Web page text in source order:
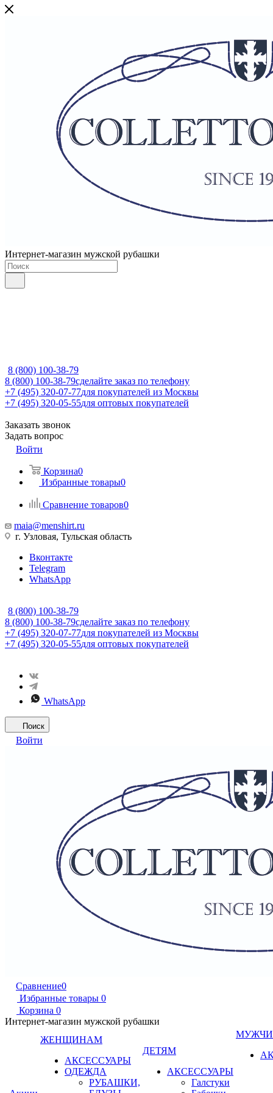
Интернет-магазин мужской рубашки
8 (800) 100-38-79
8 (800) 100-38-79сделайте заказ по телефону
+7 (495) 320-07-77для покупателей из Москвы
+7 (495) 320-05-55для оптовых покупателей
Заказать звонок
Задать вопрос
Войти
Корзина0
Избранные товары0
Сравнение товаров0
maia@menshirt.ru
г. Узловая, Тульская область
Вконтакте
Telegram
WhatsApp
8 (800) 100-38-79
8 (800) 100-38-79сделайте заказ по телефону
+7 (495) 320-07-77для покупателей из Москвы
+7 (495) 320-05-55для оптовых покупателей
WhatsApp
Поиск
Войти
Сравнение0
Избранные товары 0
Корзина 0
Интернет-магазин мужской рубашки
ЖЕНЩИНАМ
АКСЕССУАРЫ
ОДЕЖДА
РУБАШКИ,
ДЕТЯМ
АКСЕССУАРЫ
Галстуки